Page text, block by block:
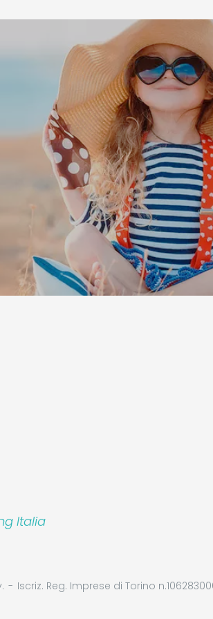
Italia
Iscriz. Reg. Imprese di Torino